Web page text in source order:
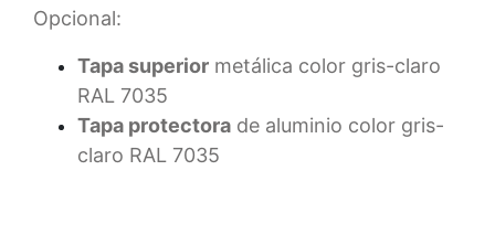
Opcional:
Tapa superior metálica color gris-claro
RAL 7035
Tapa protectora de aluminio color gris-
claro RAL 7035